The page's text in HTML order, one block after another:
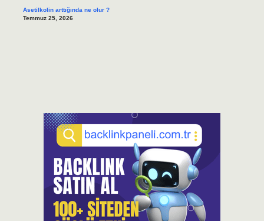
Asetilkolin arttığında ne olur ?
Temmuz 25, 2026